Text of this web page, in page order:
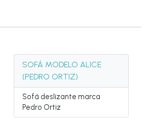
SOFÁ MODELO ALICE
(PEDRO ORTIZ)
Sofá deslizante marca
Pedro Ortiz